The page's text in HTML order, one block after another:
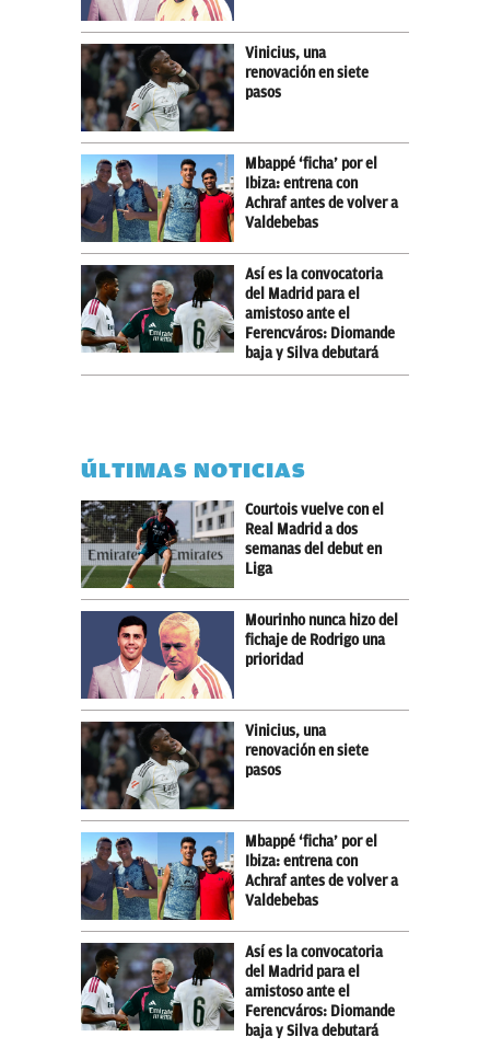
Vinicius, una
renovación en siete
pasos
Mbappé ‘ficha’ por el
Ibiza: entrena con
Achraf antes de volver a
Valdebebas
Así es la convocatoria
del Madrid para el
amistoso ante el
Ferencváros: Diomande
baja y Silva debutará
ÚLTIMAS NOTICIAS
Courtois vuelve con el
Real Madrid a dos
semanas del debut en
Liga
Mourinho nunca hizo del
fichaje de Rodrigo una
prioridad
Vinicius, una
renovación en siete
pasos
Mbappé ‘ficha’ por el
Ibiza: entrena con
Achraf antes de volver a
Valdebebas
Así es la convocatoria
del Madrid para el
amistoso ante el
Ferencváros: Diomande
baja y Silva debutará